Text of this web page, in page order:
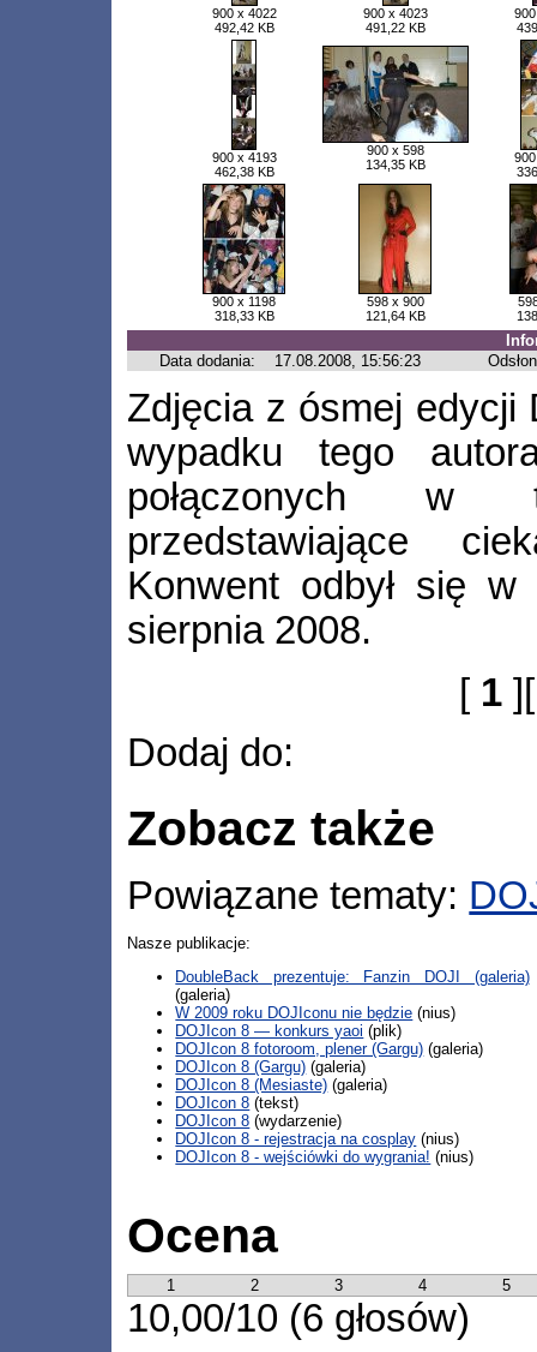
900 x 4022
492,42 KB
900 x 4023
491,22 KB
900 x 4193
462,38 KB
900 x 598
134,35 KB
900 x 1198
318,33 KB
598 x 900
121,64 KB
Data dodania:
17.08.2008, 15:56:23
Zdjęcia z ósmej edycji
wypadku tego
połączonych w
przedstawiające
Konwent odbył się
sierpnia 2008.
[ 1
Dodaj do:
Zobacz także
Powiązane tematy:
Nasze publikacje:
DoubleBack prezentuje: Fanzin DOJI (galeria)
(galeria)
W 2009 roku DOJIconu nie będzie (nius)
DOJIcon 8 — konkurs yaoi (plik)
DOJIcon 8 fotoroom, plener (Gargu) (galeria)
DOJIcon 8 (Gargu) (galeria)
DOJIcon 8 (Mesiaste) (galeria)
DOJIcon 8 (tekst)
DOJIcon 8 (wydarzenie)
DOJIcon 8 - rejestracja na cosplay (nius)
DOJIcon 8 - wejściówki do wygrania! (nius)
Ocena
1 2 3 4 5
10,00/10 (6 głosów)